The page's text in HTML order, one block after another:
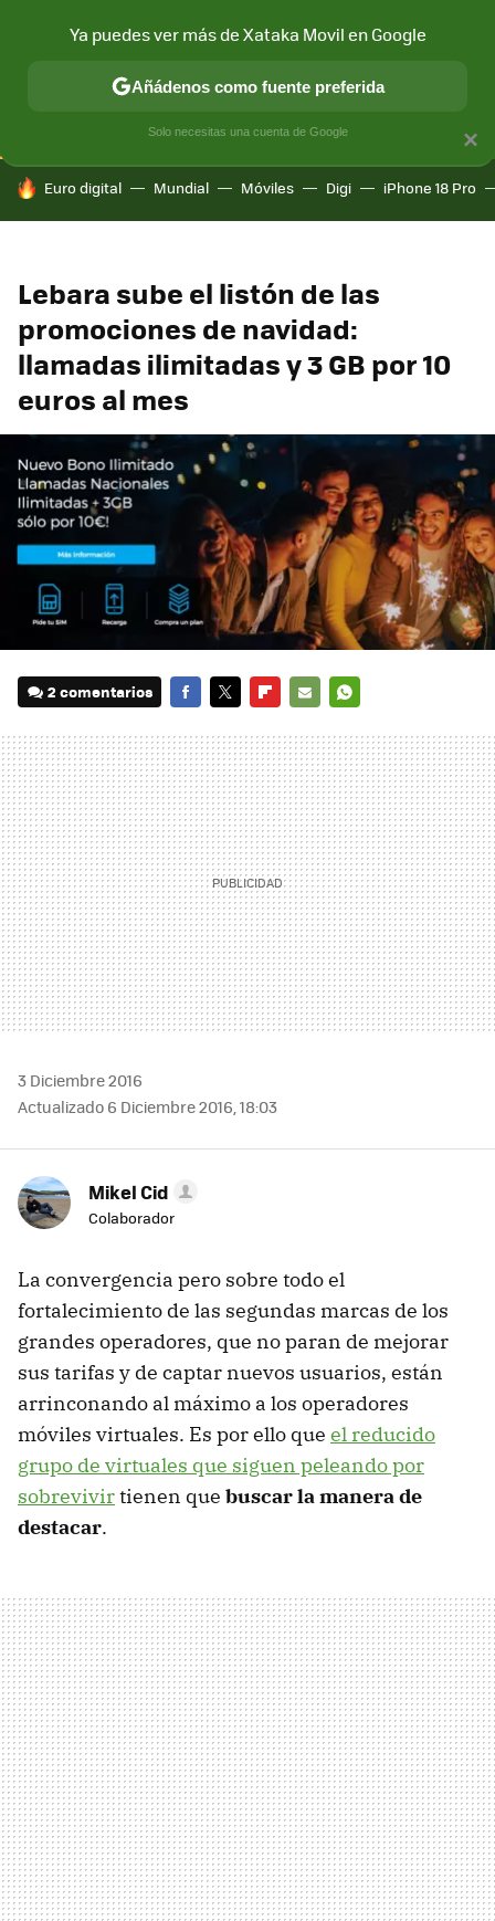
CONECTIVIDAD MÓVIL Y SOCIEDAD APLICACIONES
HOY SE HABLA DE
Euro digital Mundial Móviles Digi iPhone 18 Pro
Lebara sube el listón de las
promociones de navidad:
llamadas ilimitadas y 3 GB por 10
euros al mes
2 comentarios
MAIL
3 Diciembre 2016
Actualizado 6 Diciembre 2016, 18:03
Mikel Cid
Colaborador
La convergencia pero sobre todo el
fortalecimiento de las segundas marcas de los
grandes operadores, que no paran de mejorar
sus tarifas y de captar nuevos usuarios, están
arrinconando al máximo a los operadores
móviles virtuales. Es por ello que el reducido
grupo de virtuales que siguen peleando por
sobrevivirtienen que buscar la manera de
destacar.
×
Ya puedes ver más de Xataka Movil en Google
Añádenos como fuente preferida
Solo necesitas una cuenta de Google